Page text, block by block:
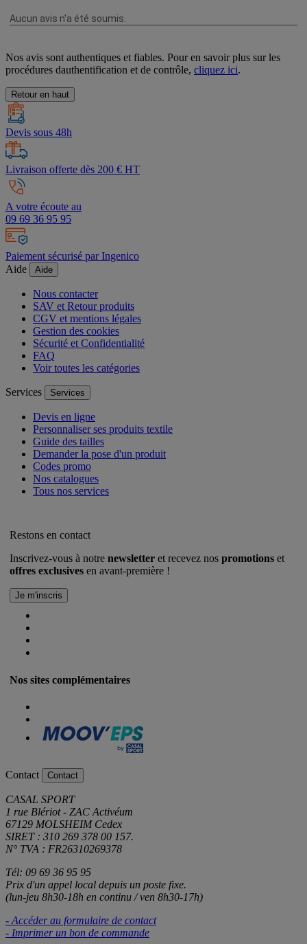
Nos avis sont authentiques et fiables. Pour en savoir plus sur les
procédures dauthentification et de contrôle, cliquez ici.
Retour en haut
Devis sous 48h
Livraison offerte dès 200 € HT
A votre écoute au
09 69 36 95 95
Paiement sécurisé par Ingenico
Aide
Aide
Nous contacter
SAV et Retour produits
CGV et mentions légales
Gestion des cookies
Sécurité et Confidentialité
FAQ
Voir toutes les catégories
Services Services
Devis en ligne
Personnaliser ses produits textile
Guide des tailles
Demander la pose d'un produit
Codes promo
Nos catalogues
Tous nos services
Restons en contact
Inscrivez-vous à notre newsletter et recevez nos promotions et
offres exclusives en avant-première !
Nos sites complémentaires
Contact Contact
CASAL SPORT
1 rue Blériot - ZAC Activéum
67129 MOLSHEIM Cedex
SIRET : 310 269 378 00 157.
N° TVA : FR26310269378
Tél: 09 69 36 95 95
Prix d'un appel local depuis un poste fixe.
(lun-jeu 8h30-18h en continu / ven 8h30-17h)
- Accéder au formulaire de contact
- Imprimer un bon de commande